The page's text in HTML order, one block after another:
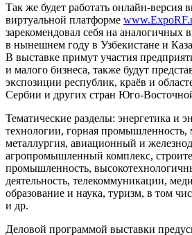
Так же будет работать онлайн-версия
виртуальной платформе
зарекомендовал себя на аналогичных
в нынешнем году в Узбекистане и
В выставке примут участия
и малого бизнеса, также будут
экспозиции республик, краёв и
Сербии и других стран Юго-
Тематические разделы: энергетика и
технологии, горная
металлургия, авиационный и
агропромышленный комплекс,
промышленность,
деятельность, телекоммуникации,
образование и наука, туризм, в том
и др.
Деловой программой выставки